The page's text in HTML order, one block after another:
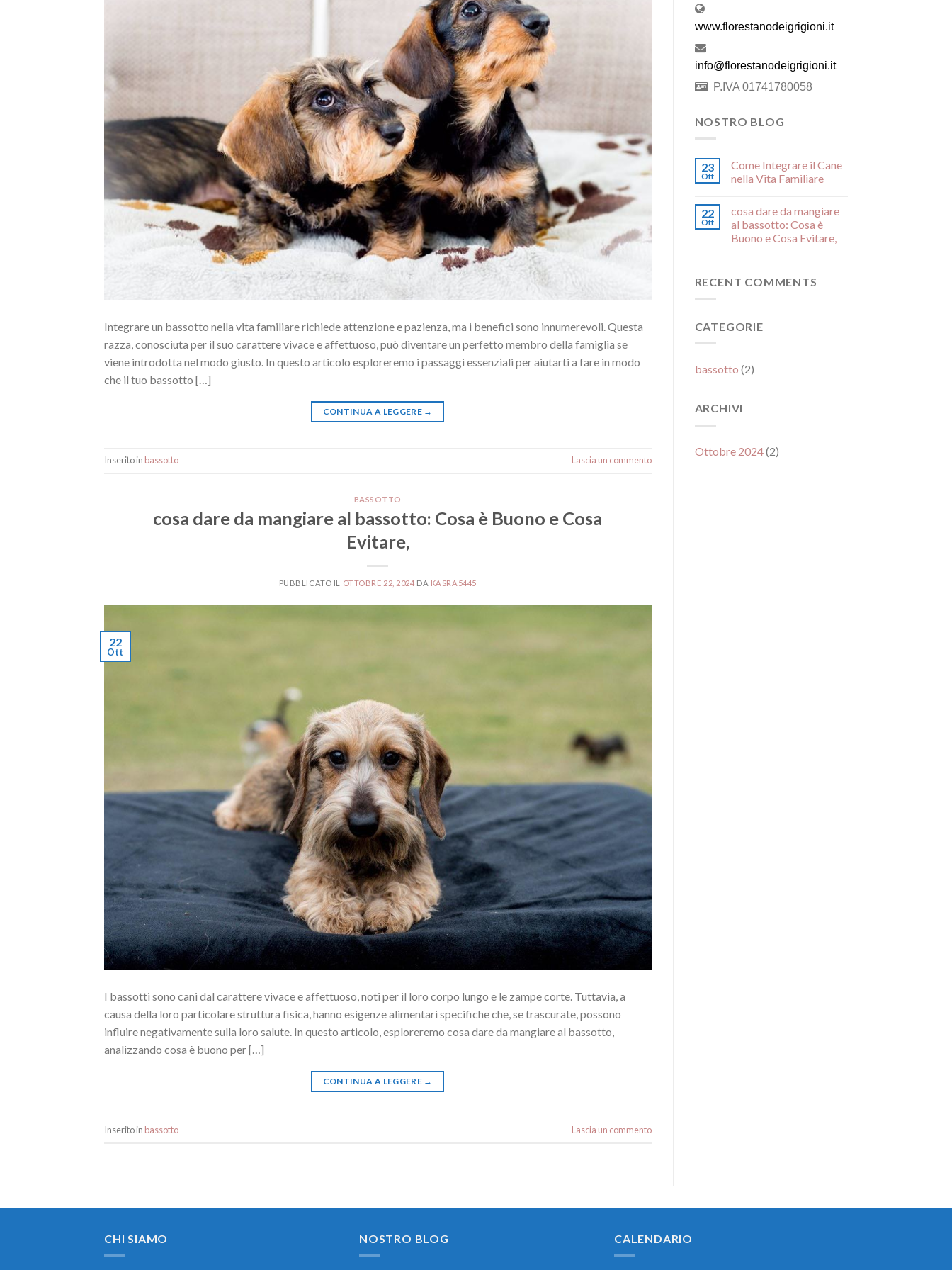
Integrare un bassotto nella vita familiare richiede attenzione e pazienza, ma i benefici sono innumerevoli. Questa
razza, conosciuta per il suo carattere vivace e affettuoso, può diventare un perfetto membro della famiglia se
viene introdotta nel modo giusto. In questo articolo esploreremo i passaggi essenziali per aiutarti a fare in modo
che il tuo bassotto […]
CONTINUA A LEGGERE →
Inserito in bassotto Lascia un commento
BASSOTTO
cosa dare da mangiare al bassotto: Cosa è Buono e Cosa
Evitare,
PUBBLICATO IL OTTOBRE 22, 2024 DA KASRA5445
22
Ott
I bassotti sono cani dal carattere vivace e affettuoso, noti per il loro corpo lungo e le zampe corte. Tuttavia, a
causa della loro particolare struttura fisica, hanno esigenze alimentari specifiche che, se trascurate, possono
influire negativamente sulla loro salute. In questo articolo, esploreremo cosa dare da mangiare al bassotto,
analizzando cosa è buono per […]
CONTINUA A LEGGERE →
Inserito in bassotto Lascia un commento
www.florestanodeigrigioni.it
info@florestanodeigrigioni.it
P.IVA 01741780058
NOSTRO BLOG
23
Ott
Come Integrare il Cane
nella Vita Familiare
22
Ott
cosa dare da mangiare
al bassotto: Cosa è
Buono e Cosa Evitare,
RECENT COMMENTS
CATEGORIE
bassotto (2)
ARCHIVI
Ottobre 2024(2)
CHI SIAMO NOSTRO BLOG CALENDARIO